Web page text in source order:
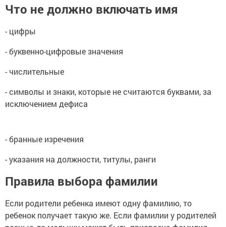
Что не должно включать имя
- цифры
- буквенно-цифровые значения
- числительные
- символы и знаки, которые не считаются буквами, за
исключением дефиса
- бранные изречения
- указания на должности, титулы, ранги
Правила выбора фамилии
Если родители ребенка имеют одну фамилию, то
ребенок получает такую же. Если фамилии у родителей